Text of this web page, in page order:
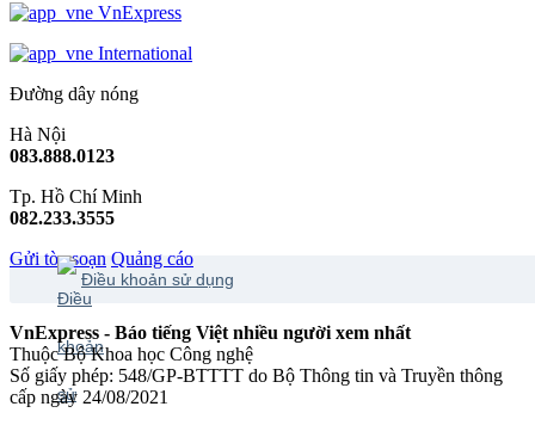
VnExpress
International
Đường dây nóng
Hà Nội
083.888.0123
Tp. Hồ Chí Minh
082.233.3555
Gửi tòa soạn Quảng cáo
Điều khoản sử dụng
VnExpress - Báo tiếng Việt nhiều người xem nhất
Thuộc Bộ Khoa học Công nghệ
Số giấy phép: 548/GP-BTTTT do Bộ Thông tin và Truyền thông
cấp ngày 24/08/2021